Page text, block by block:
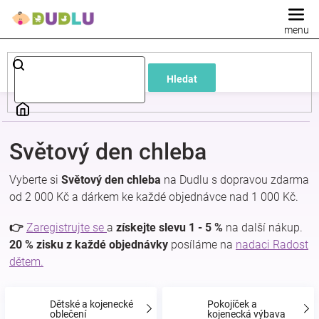
Hledat
Dětské
a
a
Světový den chleba
Vyberte si Světový den chleba na Dudlu s dopravou zdarma
od 2 000 Kč a dárkem ke každé objednávce nad 1 000 Kč.
👉 Zaregistrujte se a získejte slevu 1 - 5 % na další nákup.
20 % zisku z každé objednávky posíláme na nadaci Radost
dětem.
Dětské a kojenecké
oblečení
Pokojíček a
kojenecká výbava